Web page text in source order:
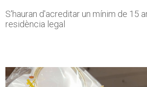
S'hauran d'acreditar un mínim de 15
residència legal